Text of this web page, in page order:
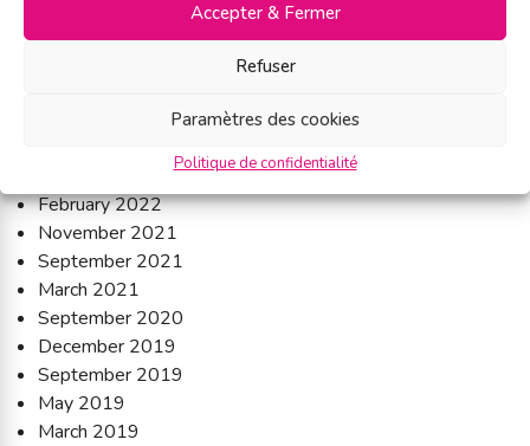
Accepter & Fermer
Refuser
Paramètres des cookies
Politique de confidentialité
July 2023
September 2022
February 2022
November 2021
September 2021
March 2021
September 2020
December 2019
September 2019
May 2019
March 2019